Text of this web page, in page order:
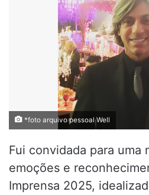
*foto arquivo pessoal Well
Fui convidada para uma
emoções e
Imprensa 2025,